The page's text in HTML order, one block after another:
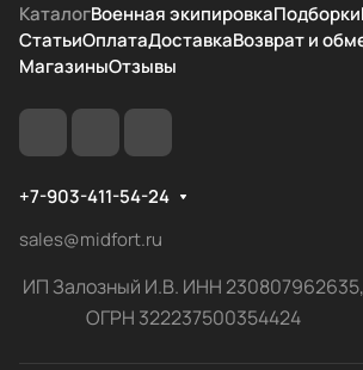
КаталогВоенная экипировкаПодборки
СтатьиОплатаДоставкаВозврат и
МагазиныОтзывы
+7-903-411-54-24
sales@midfort.ru
ИП Залозный И.В. ИНН 230807962635,
ОГРН 322237500354424